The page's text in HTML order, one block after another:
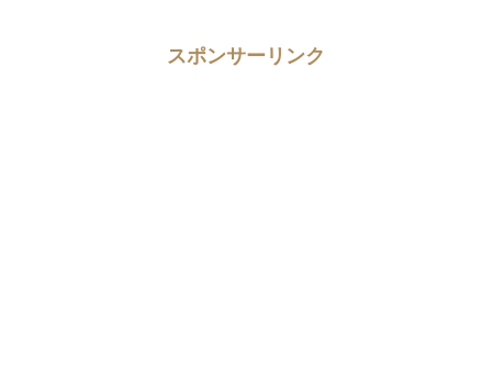
スポンサーリンク